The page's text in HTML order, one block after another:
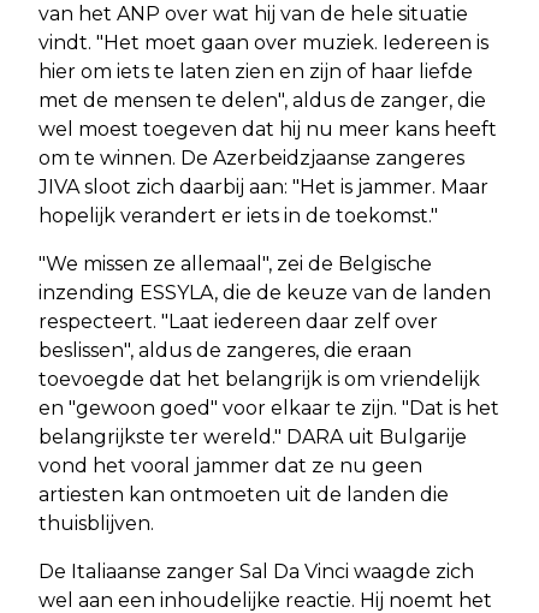
van het ANP over wat hij van de hele situatie
vindt. "Het moet gaan over muziek. Iedereen is
hier om iets te laten zien en zijn of haar liefde
met de mensen te delen", aldus de zanger, die
wel moest toegeven dat hij nu meer kans heeft
om te winnen. De Azerbeidzjaanse zangeres
JIVA sloot zich daarbij aan: "Het is jammer. Maar
hopelijk verandert er iets in de toekomst."
"We missen ze allemaal", zei de Belgische
inzending ESSYLA, die de keuze van de landen
respecteert. "Laat iedereen daar zelf over
beslissen", aldus de zangeres, die eraan
toevoegde dat het belangrijk is om vriendelijk
en "gewoon goed" voor elkaar te zijn. "Dat is het
belangrijkste ter wereld." DARA uit Bulgarije
vond het vooral jammer dat ze nu geen
artiesten kan ontmoeten uit de landen die
thuisblijven.
De Italiaanse zanger Sal Da Vinci waagde zich
wel aan een inhoudelijke reactie. Hij noemt het